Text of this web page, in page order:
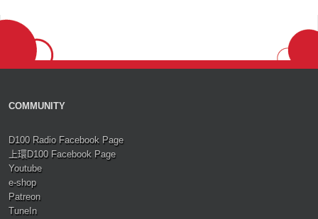
COMMUNITY
D100 Radio Facebook Page
上環D100 Facebook Page
Youtube
e-shop
Patreon
TuneIn